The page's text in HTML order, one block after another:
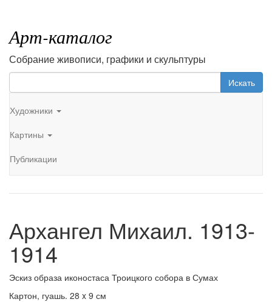
Арт-каталог
Собрание живописи, графики и скульптуры
Искать
Художники
Картины
Публикации
Архангел Михаил. 1913-
1914
Эскиз образа иконостаса Троицкого собора в Сумах
Картон, гуашь. 28 x 9 см